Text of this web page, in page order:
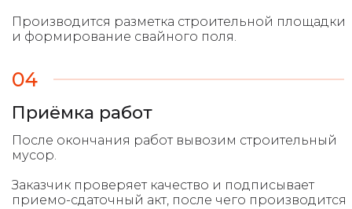
Производится разметка строительной площадки
и формирование свайного поля.
04
Приёмка работ
После окончания работ вывозим строительный
мусор.
Заказчик проверяет качество и подписывает
приемо-сдаточный акт, после чего производится